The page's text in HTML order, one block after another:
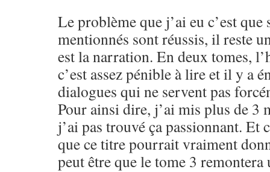
Le problème que j’ai eu c’est
mentionnés sont réussis, il reste
est la narration. En deux tomes,
c’est assez pénible à lire et il y a
dialogues qui ne servent pas
Pour ainsi dire, j’ai mis plus de 3
j’ai pas trouvé ça passionnant. Et
que ce titre pourrait vraiment
peut être que le tome 3